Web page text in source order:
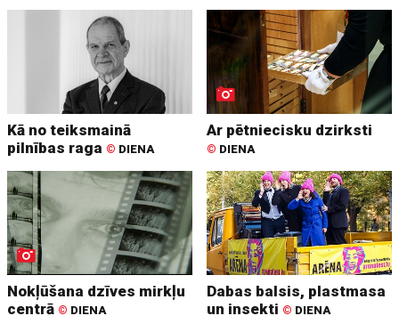
Kā no teiksmainā
pilnības raga © DIENA
Ar pētniecisku dzirksti
© DIENA
Nokļūšana dzīves mirkļu
centrā © DIENA
Dabas balsis, plastmasa
un insekti © DIENA